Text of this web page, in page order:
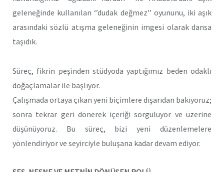
geleneğinde kullanılan ‘’dudak değmez’’ oyununu, iki aşık
arasındaki sözlü atışma geleneğinin imgesi olarak dansa
taşıdık.
Süreç, fikrin peşinden stüdyoda yaptığımız beden odaklı
doğaçlamalar ile başlıyor.
Çalışmada ortaya çıkan yeni biçimlere dışarıdan bakıyoruz;
sonra tekrar geri dönerek içeriği sorguluyor ve üzerine
düşünüyoruz. Bu süreç, bizi yeni düzenlemelere
yönlendiriyor ve seyirciyle buluşana kadar devam ediyor.